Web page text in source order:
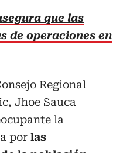
que las
de operaciones en
Regional
Jhoe Sauca
la
por las